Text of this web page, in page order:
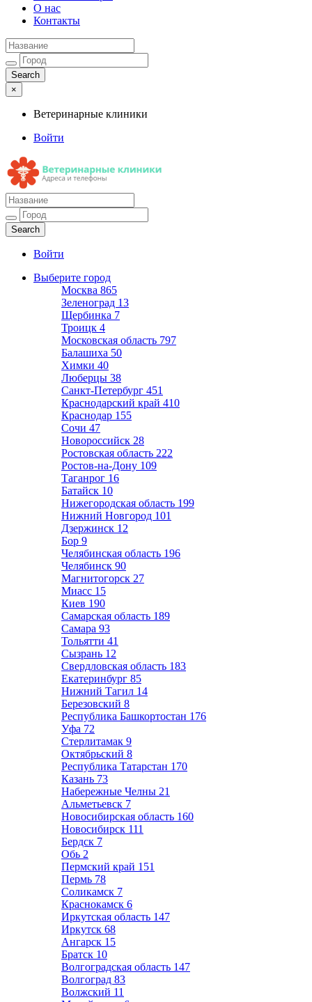
О нас
Контакты
×
Ветеринарные клиники
Войти
Ветеринарные клиники
Адреса и телефоны
Войти
Выберите город
Москва 865
Зеленоград 13
Щербинка 7
Троицк 4
Московская область 797
Балашиха 50
Химки 40
Люберцы 38
Санкт-Петербург 451
Краснодарский край 410
Краснодар 155
Сочи 47
Новороссийск 28
Ростовская область 222
Ростов-на-Дону 109
Таганрог 16
Батайск 10
Нижегородская область 199
Нижний Новгород 101
Дзержинск 12
Бор 9
Челябинская область 196
Челябинск 90
Магнитогорск 27
Миасс 15
Киев 190
Самарская область 189
Самара 93
Тольятти 41
Сызрань 12
Свердловская область 183
Екатеринбург 85
Нижний Тагил 14
Березовский 8
Республика Башкортостан 176
Уфа 72
Стерлитамак 9
Октябрьский 8
Республика Татарстан 170
Казань 73
Набережные Челны 21
Альметьевск 7
Новосибирская область 160
Новосибирск 111
Бердск 7
Обь 2
Пермский край 151
Пермь 78
Соликамск 7
Краснокамск 6
Иркутская область 147
Иркутск 68
Ангарск 15
Братск 10
Волгоградская область 147
Волгоград 83
Волжский 11